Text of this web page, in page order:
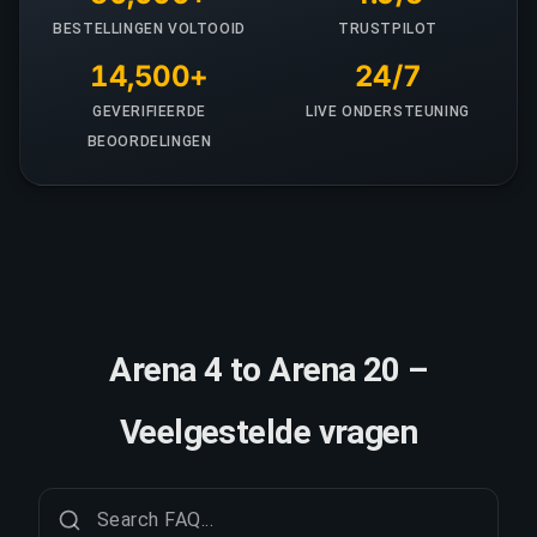
BESTELLINGEN VOLTOOID TRUSTPILOT
14,500+
GEVERIFIEERDE
BEOORDELINGEN
24/7
LIVE ONDERSTEUNING
Arena 4 to Arena 20 –
Veelgestelde vragen